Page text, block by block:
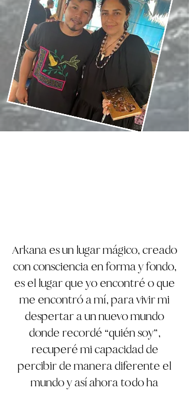
Arkana es un lugar mágico, creado
con consciencia en forma y fondo,
es el lugar que yo encontré o que
me encontró a mí, para vivir mi
despertar a un nuevo mundo
donde recordé “quién soy”,
recuperé mi capacidad de
percibir de manera diferente el
mundo y así ahora todo ha